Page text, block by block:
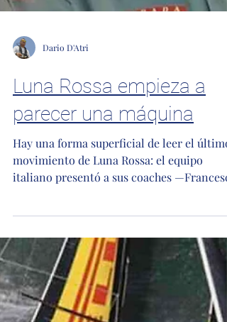
Dario D'Atri
Luna Rossa empieza a
parecer una máquina
Hay una forma superficial de leer el último
movimiento de Luna Rossa: el equipo
italiano presentó a sus coaches